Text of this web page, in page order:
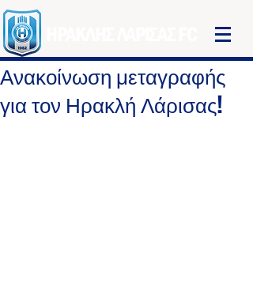
Ανακοίνωση μεταγραφής
για τον Ηρακλή Λάρισας!